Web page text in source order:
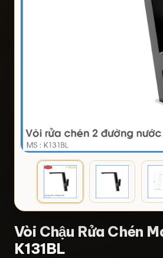
Vòi Chậu Rửa Chén
K131BL